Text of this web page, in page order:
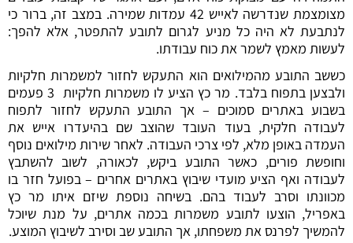
מצומצמת שנדרשה לאייש 42 עמדות שמירה. במצב זה, ברור כי
לנתבעת לא היה כל מניע לגרום לתובע להתפטר, אלא להפך:
לעשות מאמץ לשמר את כוח עבודתו.
כששב התובע מהמילואים הוא התעקש לחזור למשמרות חלקיות
ולבצען בתפוח בלבד. מר כץ הציע לו משמרות חלקיות 3 פעמים
בשבוע באתרים סמוכים – אך התובע התעקש לחזור לתפוח
לעבודה חלקית, בעוד העובד שהוצב שם בהיעדרו אייש את
העמדה באופן מלא, לפי צרכי העבודה. לאחר שירות מילואים נוסף
וחופשת פורים, כאשר התובע ביקש, לכאורה, לשוב להשתבץ
לעבודה ואף הציע מועדי שיבוץ באתרים אחרים – בפועל חזר בו
מכוונתו וסרב לעבוד בהם. בשיחה נוספת שיזם איתו מר כץ
באפריל, הוצעו לתובע משמרות בכמה אתרים, על מנת שיוכל
להמשיך לפרנס את משפחתו, אך התובע שב וסירב לשיבוץ המוצע.